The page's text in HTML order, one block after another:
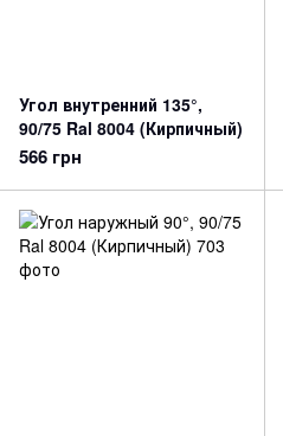
Угол внутренний 135°,
90/75 Ral 8004 (Кирпичный)
566 грн